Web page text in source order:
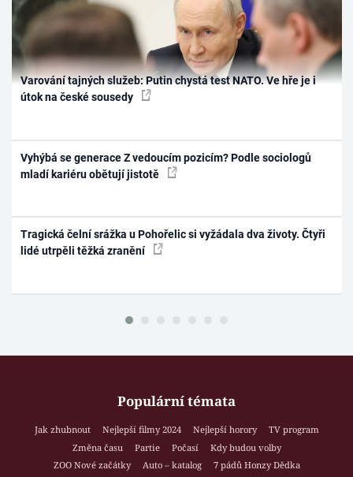
Varování tajných služeb: Putin chystá test NATO. Ve hře je i
útok na české sousedy
Vyhýbá se generace Z vedoucím pozicím? Podle sociologů
mladí kariéru obětují jistotě
Tragická čelní srážka u Pohořelic si vyžádala dva životy. Čtyři
lidé utrpěli těžká zranění
Populární témata
Jak zhubnout Nejlepší filmy 2024 Nejlepší horory
TV program
Změna času
Partie Počasí
Kdy budou volby
ZOO Nové začátky
Auto – katalog
7 pádů Honzy Dědka